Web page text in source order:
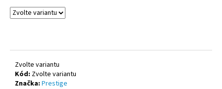
Zvolte variantu
Kód: Zvolte variantu
Značka: Prestige
o
r
u